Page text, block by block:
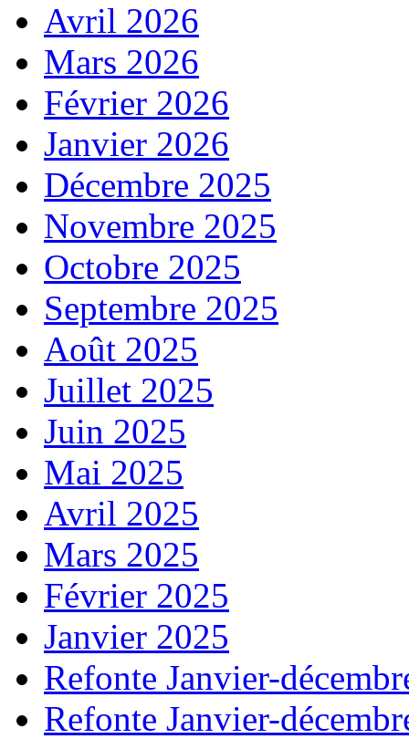
Avril 2026
Mars 2026
Février 2026
Janvier 2026
Décembre 2025
Novembre 2025
Octobre 2025
Septembre 2025
Août 2025
Juillet 2025
Juin 2025
Mai 2025
Avril 2025
Mars 2025
Février 2025
Janvier 2025
Refonte Janvier-
Refonte Janvier-